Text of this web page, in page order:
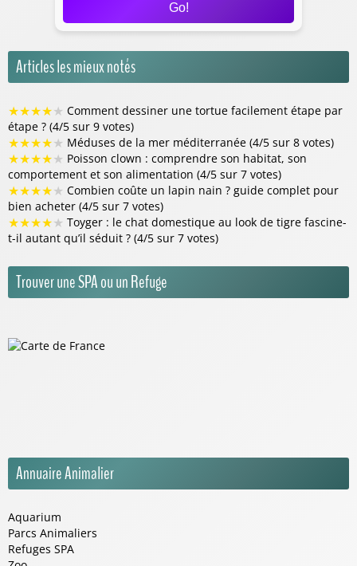
Go!
Articles les mieux notés
★★★★★ Comment dessiner une tortue facilement étape par
étape ? (4/5 sur 9 votes)
★★★★★ Méduses de la mer méditerranée (4/5 sur 8 votes)
★★★★★ Poisson clown : comprendre son habitat, son
comportement et son alimentation (4/5 sur 7 votes)
★★★★★ Combien coûte un lapin nain ? guide complet pour
bien acheter (4/5 sur 7 votes)
★★★★★ Toyger : le chat domestique au look de tigre fascine-
t-il autant qu’il séduit ? (4/5 sur 7 votes)
Trouver une SPA ou un Refuge
Annuaire Animalier
Aquarium
Parcs Animaliers
Refuges SPA